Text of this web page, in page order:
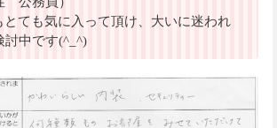
とても気に入って頂け、大いに迷われ
討中です(^_^)